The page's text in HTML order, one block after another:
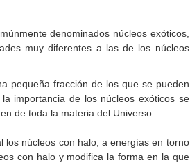
denominados núcleos exóticos,
muy diferentes a las de los núcleos
pequeña fracción de los que se pueden
importancia de los núcleos exóticos se
de toda la materia del Universo.
los núcleos con halo, a energías en torno
con halo y modifica la forma en la que